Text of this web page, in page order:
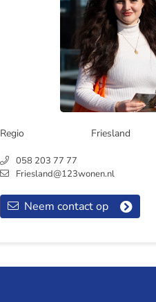
Regio Friesland
058 203 77 77
Friesland@123wonen.nl
Neem contact op